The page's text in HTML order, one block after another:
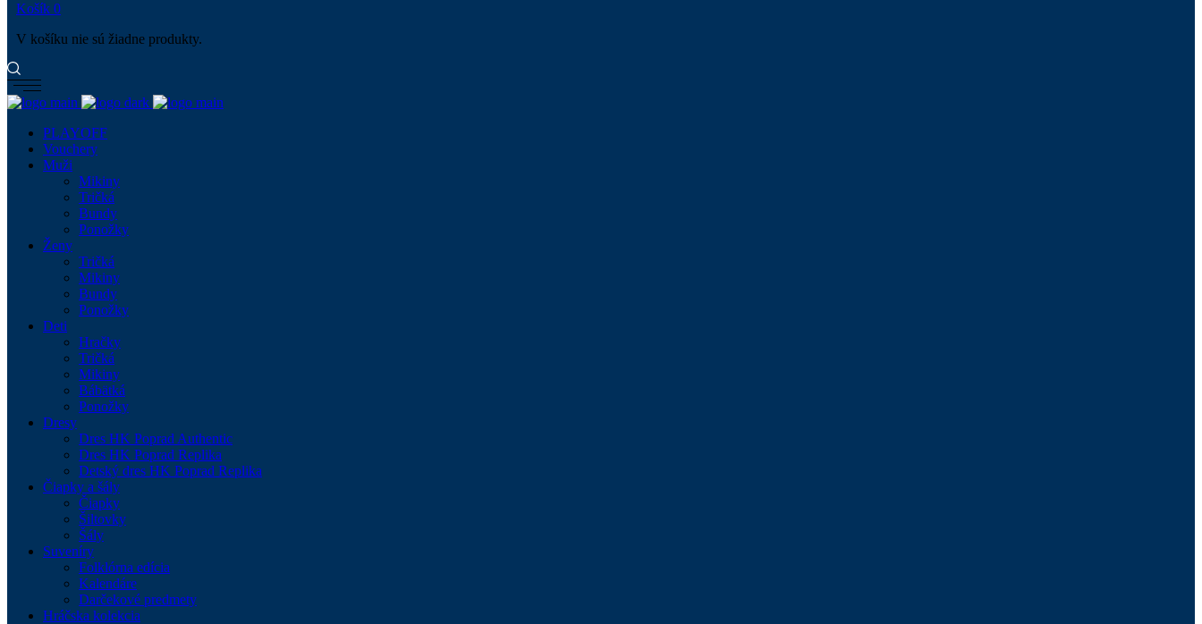
Košík 0
V košíku nie sú žiadne produkty.
PLAYOFF
Vouchery
Muži
Mikiny
Tričká
Bundy
Ponožky
Ženy
Tričká
Mikiny
Bundy
Ponožky
Deti
Hračky
Tričká
Mikiny
Bábätká
Ponožky
Dresy
Dres HK Poprad Authentic
Dres HK Poprad Replika
Detský dres HK Poprad Replika
Čiapky a šály
Čiapky
Šiltovky
Šály
Suveníry
Folklórna edícia
Kalendáre
Darčekové predmety
Hráčska kolekcia